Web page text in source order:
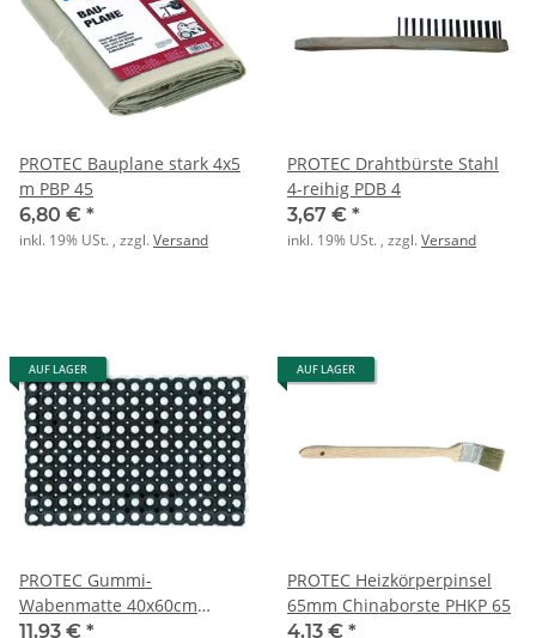
PROTEC Bauplane stark 4x5
m PBP 45
6,80 € *
inkl. 19% USt. , zzgl.Versand
PROTEC Drahtbürste Stahl
4-reihig PDB 4
3,67 € *
inkl. 19% USt. , zzgl.Versand
AUF LAGER
PROTEC Gummi-
Wabenmatte 40x60cm
PGWM4060
11,93 € *
AUF LAGER
PROTEC Heizkörperpinsel
65mm Chinaborste PHKP 65
4,13 € *